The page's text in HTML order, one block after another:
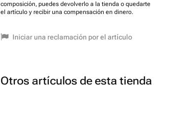
composición, puedes devolverlo a la tienda o quedarte
el artículo y recibir una compensación en dinero.
Iniciar una reclamación por el artículo
Otros artículos de esta tienda